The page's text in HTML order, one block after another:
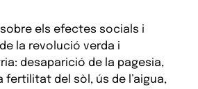
els efectes socials i
la revolució verda i
desaparició de la pagesia,
fertilitat del sòl, ús de l’aigua,